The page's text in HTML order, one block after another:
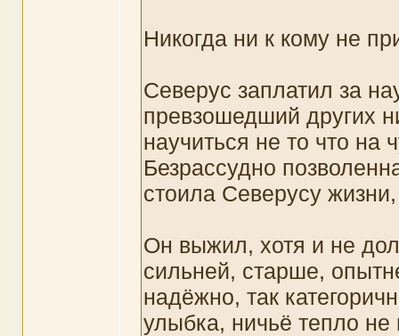
Никогда ни к кому не
Северус заплатил за
превзошедший других
научиться не то что на
Безрассудно
стоила Северусу
Он выжил, хотя и не
сильней, старше,
надёжно, так
улыбка, ничьё тепло не